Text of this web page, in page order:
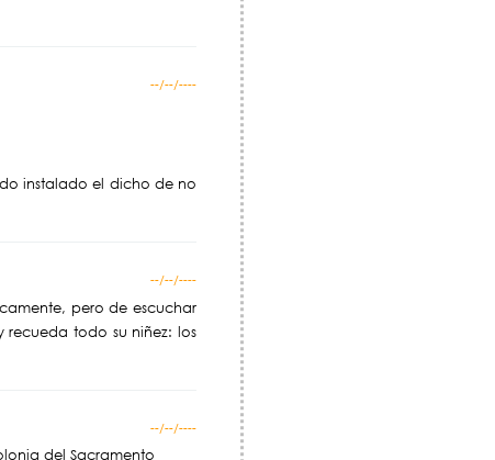
--/--/----
instalado el dicho de no
--/--/----
pero de escuchar
recueda todo su niñez: los
--/--/----
del Sacramento